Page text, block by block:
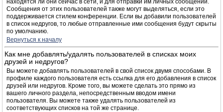
находятся ли они сейчас в сети, и для отправки им личных сообщений.
Сообщения от этих пользователей также могут выделяться, если это
поддерживается стилем конференции. Если вы добавили пользователей
в список недругов, то любые отправленные ими сообщения будут скрыты
по умолчанию.
Вернуться к началу
Как мне добавлять/удалять пользователей в списках моих
друзей и недругов?
Вы можете добавлять пользователей в свой список двумя способами. В
профиле каждого пользователя есть ссылка для его добавления в список
друзей или недругов. Кроме того, вы можете сделать это прямо из
вашего личного раздела, непосредственным вводом имени
пользователя. Вы можете также удалять пользователей из
соответствующих списков на той же странице.